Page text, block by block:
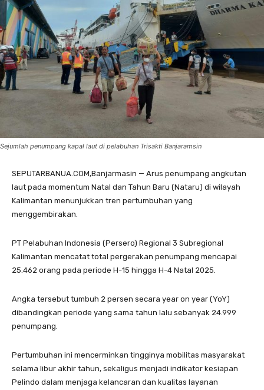
Sejumlah penumpang kapal laut di pelabuhan Trisakti Banjaramsin
SEPUTARBANUA.COM,Banjarmasin — Arus penumpang angkutan
laut pada momentum Natal dan Tahun Baru (Nataru) di wilayah
Kalimantan menunjukkan tren pertumbuhan yang
menggembirakan.
PT Pelabuhan Indonesia (Persero) Regional 3 Subregional
Kalimantan mencatat total pergerakan penumpang mencapai
25.462 orang pada periode H-15 hingga H-4 Natal 2025.
Angka tersebut tumbuh 2 persen secara year on year (YoY)
dibandingkan periode yang sama tahun lalu sebanyak 24.999
penumpang.
Pertumbuhan ini mencerminkan tingginya mobilitas masyarakat
selama libur akhir tahun, sekaligus menjadi indikator kesiapan
Pelindo dalam menjaga kelancaran dan kualitas layanan